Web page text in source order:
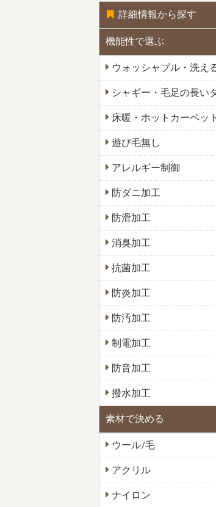
詳細情報から探す
機能性で選ぶ
ウォッシャブル・洗え
シャギー・毛足の長い
床暖・ホットカーペッ
遊び毛無し
アレルギー制御
防ダニ加工
防滑加工
消臭加工
抗菌加工
防炎加工
防汚加工
制電加工
防音加工
撥水加工
素材で決める
ウール/毛
アクリル
ナイロン